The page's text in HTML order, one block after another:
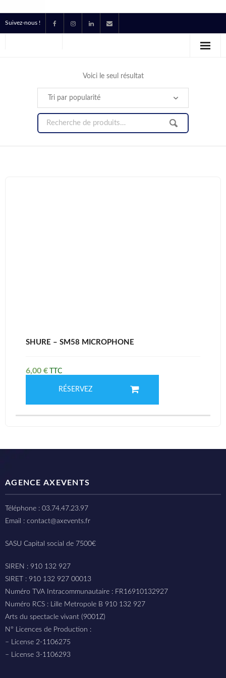
Suivez-nous !
Production
Voici le seul résultat
SHURE – SM58 MICROPHONE
6,00 €
RÉSERVEZ
AGENCE AXEVENTS
Téléphone : 03.74.47.23.97
Email : contact@axevents.fr
SASU Capital social de 7500€
SIREN : 910 132 927
SIRET : 910 132 927 00013
Numéro TVA Intracommunautaire : FR16910132927
Numéro RCS : Lille Metropole B 910 132 927
Arts du spectacle vivant (9001Z)
N° Licences de Production :
– License 2-1106275
– License 3-1106293